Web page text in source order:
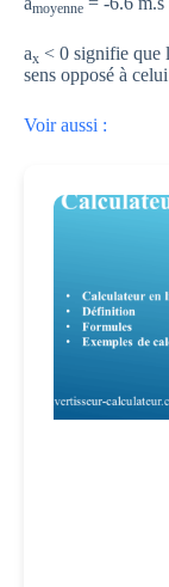
moyenne
ax < 0 signifie que
sens opposé à
Voir aussi :